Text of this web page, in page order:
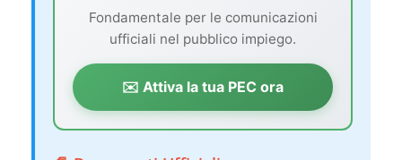
Fondamentale per le comunicazioni
ufficiali nel pubblico impiego.
✉️ Attiva la tua PEC ora